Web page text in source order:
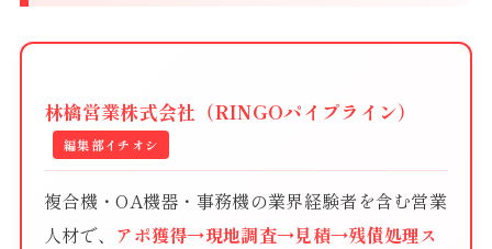
林檎営業株式会社（RINGOパイプライン）
編集部イチオシ
複合機・OA機器・事務機の業界経験者を含む営業
人材で、 アポ獲得→現地調査→見積→残債処理ス